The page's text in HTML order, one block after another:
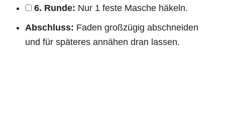
6. Runde: Nur 1 feste Masche häkeln.
Abschluss: Faden großzügig abschneiden
und für späteres annähen dran lassen.